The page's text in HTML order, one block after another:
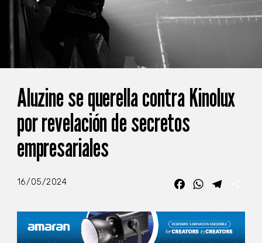
Aluzine se querella contra Kinolux
por revelación de secretos
empresariales
16/05/2024 FacebookWhatsApp